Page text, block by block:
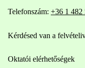
Telefonszám: +36 1 482
Kérdésed van a
Oktatói elérhetőségek